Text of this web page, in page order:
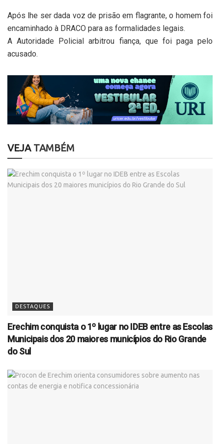
Após lhe ser dada voz de prisão em flagrante, o homem foi
encaminhado à DRACO para as formalidades legais.
A Autoridade Policial arbitrou fiança, que foi paga pelo
acusado.
VEJATAMBÉM
DESTAQUES
Erechim conquista o 1º lugar no IDEB entre as Escolas
Municipais dos 20 maiores municípios do Rio Grande
do Sul